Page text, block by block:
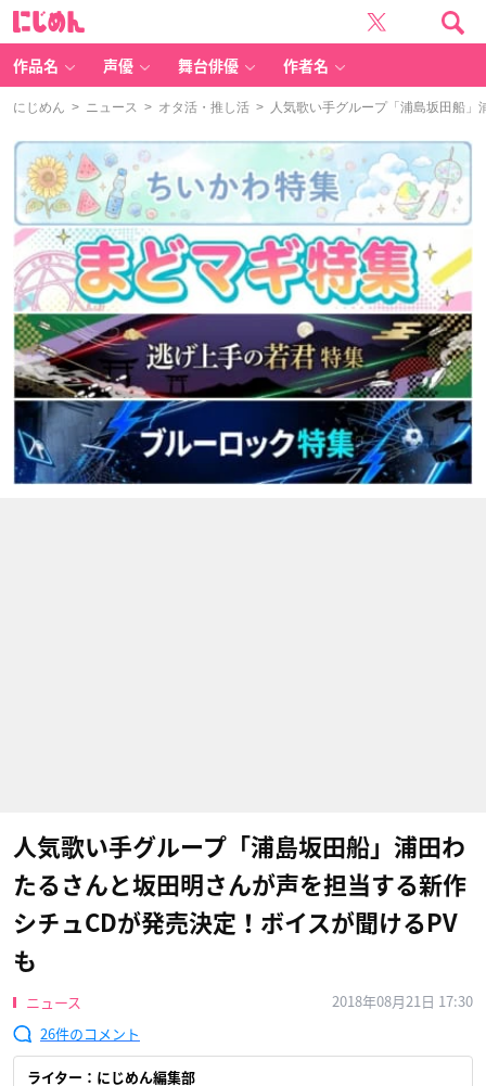
作品名 声優 舞台俳優 作者名
にじめん > ニュース > オタ活・推し活 > 人気歌い手グループ「浦島坂田船」
人気歌い手グループ「浦島坂田船」浦田わ
たるさんと坂田明さんが声を担当する新作
シチュCDが発売決定！ボイスが聞けるPV
も
ニュース
2018年08月21日 17:30
26
ライター：にじめん編集部